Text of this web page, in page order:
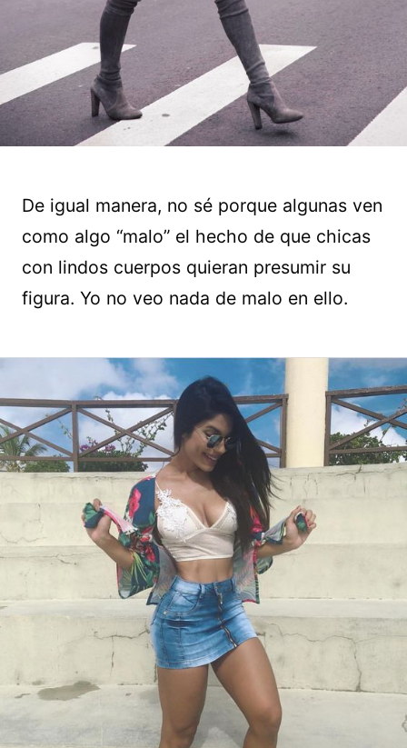
De igual manera, no sé porque algunas ven
como algo “malo” el hecho de que chicas
con lindos cuerpos quieran presumir su
figura. Yo no veo nada de malo en ello.